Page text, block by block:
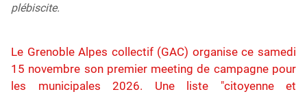
plébiscite.
Le Grenoble Alpes collectif (GAC) organise ce samedi
15 novembre son premier meeting de campagne pour
les municipales 2026. Une liste "citoyenne et